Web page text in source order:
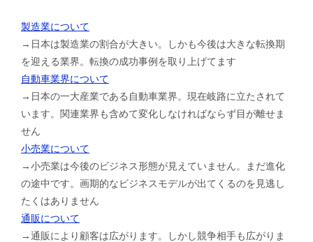
製造業について
→日本は製造業の割合が大きい。しかも今後は大きな転換期
を迎える業界。転換の成功事例を取り上げてます
自動車業界について
→日本の一大産業である自動車業界。現在岐路に立たされて
います。関連業界も含めて変化しなければならず目が離せま
せん
小売業について
→小売業は今後のビジネス形態が見えていません。まだ進化
の途中です。画期的なビジネスモデルが出てくるのを見逃し
たくはありません
通販について
→通販により顧客は広がります。しかし競争相手も広がりま